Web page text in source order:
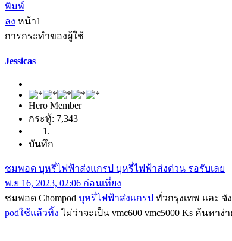
พิมพ์
ลง หน้า1
การกระทำของผู้ใช้
Jessicas
Hero Member
กระทู้: 7,343
บันทึก
ชมพอด บุหรี่ไฟฟ้าส่งแกรป บุหรี่ไฟฟ้าส่งด่วน รอรับเลย
พ.ย 16, 2023, 02:06 ก่อนเที่ยง
ชมพอด Chompod บุหรี่ไฟฟ้าส่งแกรป ทั่วกรุงเทพ และ จั
podใช้แล้วทิ้ง ไม่ว่าจะเป็น vmc600 vmc5000 Ks ค้นหาง่